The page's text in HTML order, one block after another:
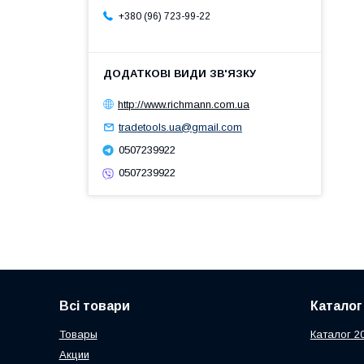
+380 (96) 723-99-22
http://www.richmann.com.ua
tradetools.ua@gmail.com
0507239922
0507239922
Всі товари
Товары
Акции
Каталог
Каталог